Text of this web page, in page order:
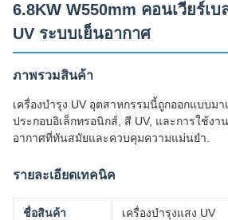
6.8KW W550mm คอนเวียร์เบ
UV ระบบเย็นอากาศ
ภาพรวมสินค้า
เครื่องบํารุง UV อุตสาหกรรมนี้ถูกออกแบบม
ประกอบอิเล็กทรอนิกส์, สี UV, และการใช้งา
อากาศที่ทันสมัยและควบคุมความแม่นยํา.
รายละเอียดเทคนิค
ชื่อสินค้า เครื่องบํารุงแสง UV